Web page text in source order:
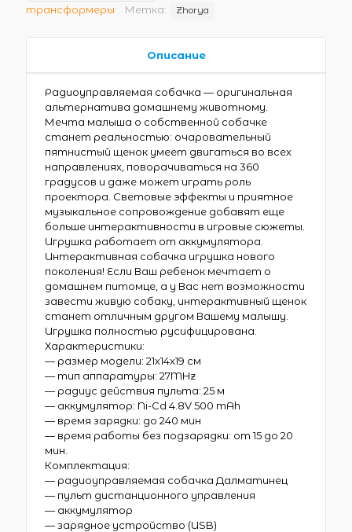
трансформеры
Метка: Zhorya
Описание
Радиоуправляемая собачка — оригинальная
альтернатива домашнему животному.
Мечта малыша о собственной собачке
станет реальностью: очаровательный
пятнистый щенок умеет двигаться во всех
направлениях, поворачиваться на 360
градусов и даже может играть роль
проектора. Световые эффекты и приятное
музыкальное сопровождение добавят еще
больше интерактивности в игровые сюжеты.
Игрушка работает от аккумулятора.
Интерактивная собачка игрушка нового
поколения! Если Ваш ребенок мечтает о
домашнем питомце, а у Вас нет возможности
завести живую собаку, интерактивный щенок
станет отличным другом Вашему малышу.
Игрушка полностью русифицирована.
Характеристики:
— размер модели: 21х14х19 см
— тип аппаратуры: 27MHz
— радиус действия пульта: 25 м
— аккумулятор: Ni-Cd 4.8V 500 mAh
— время зарядки: до 240 мин
— время работы без подзарядки: от 15 до 20
мин.
Комплектация:
— радиоуправляемая собачка Далматинец
— пульт дистанционного управления
— аккумулятор
— зарядное устройство (USB)